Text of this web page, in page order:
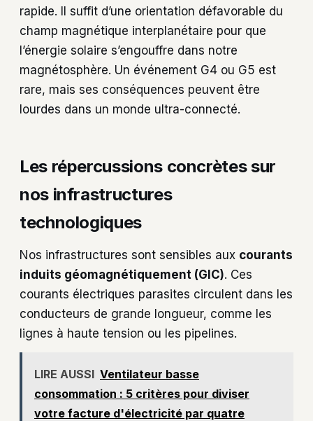
rapide. Il suffit d’une orientation défavorable du
champ magnétique interplanétaire pour que
l’énergie solaire s’engouffre dans notre
magnétosphère. Un événement G4 ou G5 est
rare, mais ses conséquences peuvent être
lourdes dans un monde ultra-connecté.
Les répercussions concrètes sur
nos infrastructures
technologiques
Nos infrastructures sont sensibles aux courants
induits géomagnétiquement (GIC). Ces
courants électriques parasites circulent dans les
conducteurs de grande longueur, comme les
lignes à haute tension ou les pipelines.
LIRE AUSSI Ventilateur basse
consommation : 5 critères pour diviser
votre facture d'électricité par quatre